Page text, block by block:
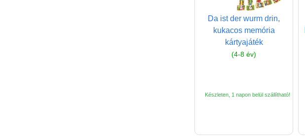
Da ist der wurm drin,
kukacos memória
kártyajáték
(4-8 év)
Készleten, 1 napon belül szállítható!